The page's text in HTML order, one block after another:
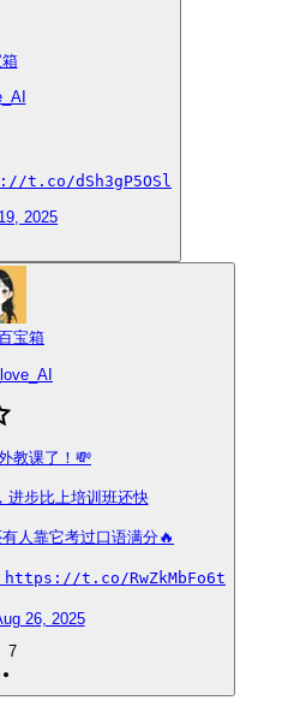
t.co/dSh3gP5OSl
2025
宝箱
教课了！💸
进步比上培训班还快
人靠它考过口语满分🔥
！ https://t.co/RwZkMbFo6t
26, 2025
7